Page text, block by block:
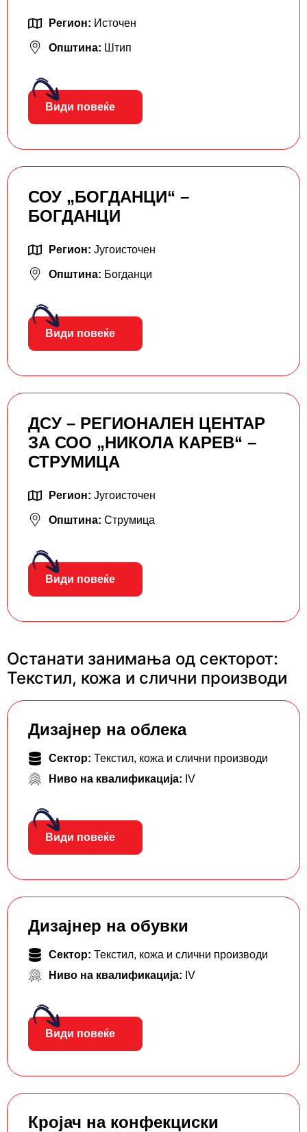
Регион: Источен
Општина: Штип
Види повеќе
СОУ „БОГДАНЦИ“ –
БОГДАНЦИ
Регион: Југоисточен
Општина: Богданци
Види повеќе
ДСУ – РЕГИОНАЛЕН ЦЕНТАР
ЗА СОО „НИКОЛА КАРЕВ“ –
СТРУМИЦА
Регион: Југоисточен
Општина: Струмица
Види повеќе
Останати занимања од секторот:
Текстил, кожа и слични производи
Дизајнер на облека
Сектор: Текстил, кожа и слични производи
Ниво на квалификација: IV
Види повеќе
Дизајнер на обувки
Сектор: Текстил, кожа и слични производи
Ниво на квалификација: IV
Види повеќе
Кројач на конфекциски